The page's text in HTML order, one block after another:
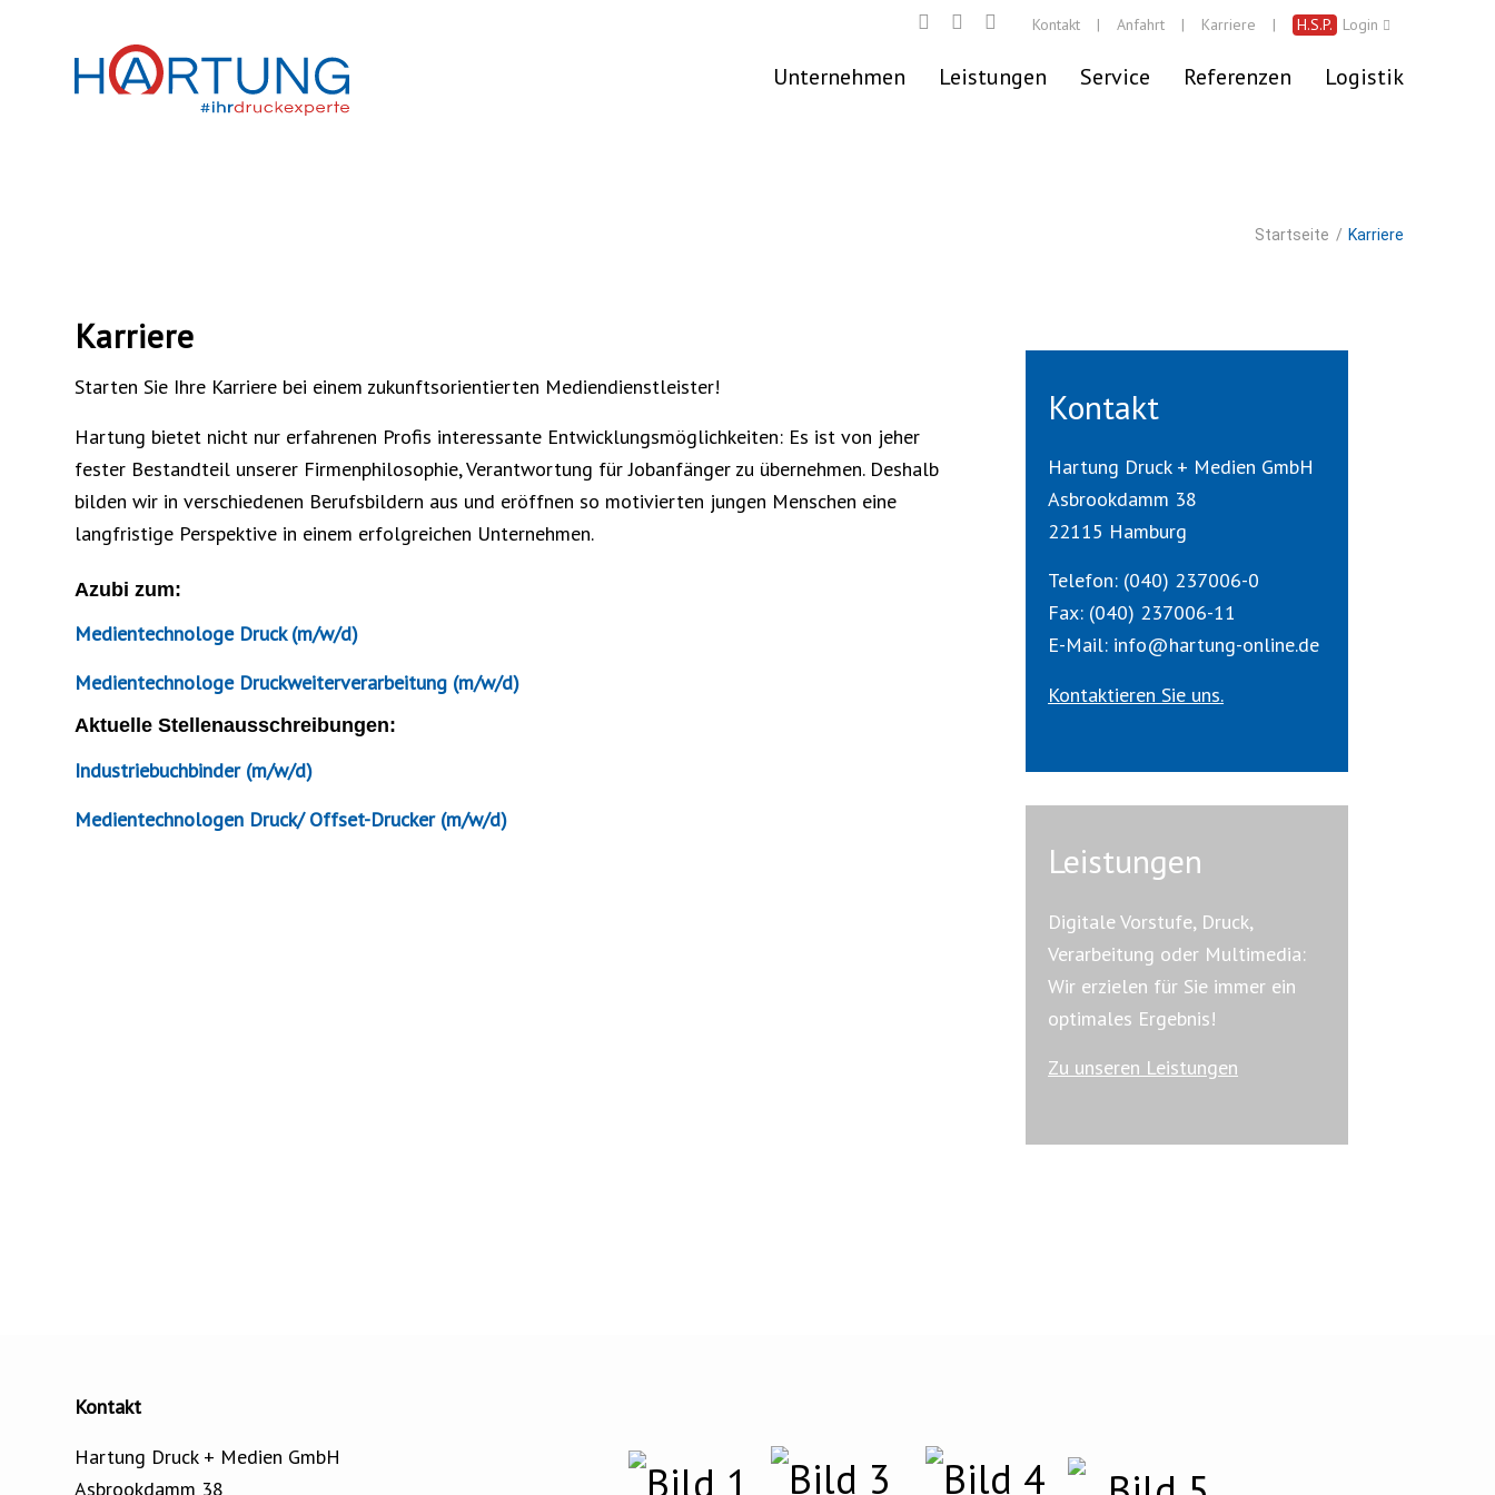
Kontakt | Anfahrt | Karriere | Login
Unternehmen Leistungen Service Referenzen Logistik
Startseite / Karriere
Karriere
Starten Sie Ihre Karriere bei einem zukunftsorientierten Mediendienstleister!
Hartung bietet nicht nur erfahrenen Profis interessante Entwicklungsmöglichkeiten: Es ist von jeher
fester Bestandteil unserer Firmenphilosophie, Verantwortung für Jobanfänger zu übernehmen. Deshalb
bilden wir in verschiedenen Berufsbildern aus und eröffnen so motivierten jungen Menschen eine
langfristige Perspektive in einem erfolgreichen Unternehmen.
Azubi zum:
Medientechnologe Druck (m/w/d)
Medientechnologe Druckweiterverarbeitung (m/w/d)
Aktuelle Stellenausschreibungen:
Industriebuchbinder (m/w/d)
Medientechnologen Druck/ Offset-Drucker (m/w/d)
Kontakt
Hartung Druck + Medien GmbH
Asbrookdamm 38
22115 Hamburg
Telefon: (040) 237006-0
Fax: (040) 237006-11
E-Mail: info@hartung-online.de
Kontaktieren Sie uns.
Leistungen
Digitale Vorstufe, Druck,
Verarbeitung oder Multimedia:
Wir erzielen für Sie immer ein
optimales Ergebnis!
Zu unseren Leistungen
Kontakt
Hartung Druck + Medien GmbH
Asbrookdamm 38